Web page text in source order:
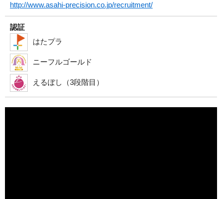
http://www.asahi-precision.co.jp/recruitment/
認証
はたプラ
ニーフルゴールド
えるぼし（3段階目）